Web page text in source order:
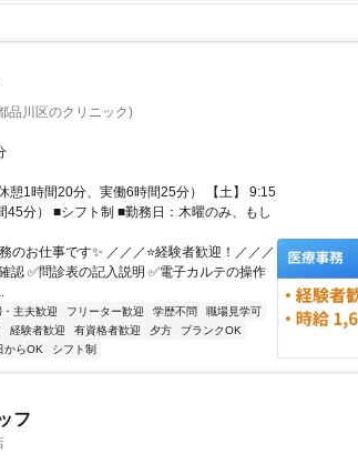
品川区のクリニック)
憩1時間20分、実働6時間25分） 【土】 9:15
分） ■シフト制 ■勤務日：木曜のみ、もし
のお仕事です✨ ／／／⭐経験者歓迎！／／／
認 ✅問診表の記入説明 ✅電子カルテの操作
・主夫歓迎 フリーター歓迎 学歴不問
職場見学可
経験者歓迎 有資格者歓迎 夕方
ブランクOK
からOK シフト制
フ